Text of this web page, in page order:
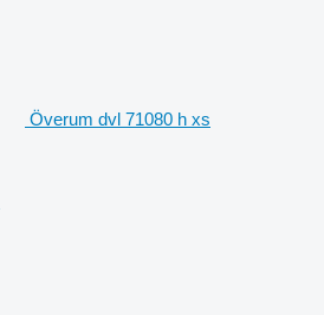
Överum dvl 71080 h xs